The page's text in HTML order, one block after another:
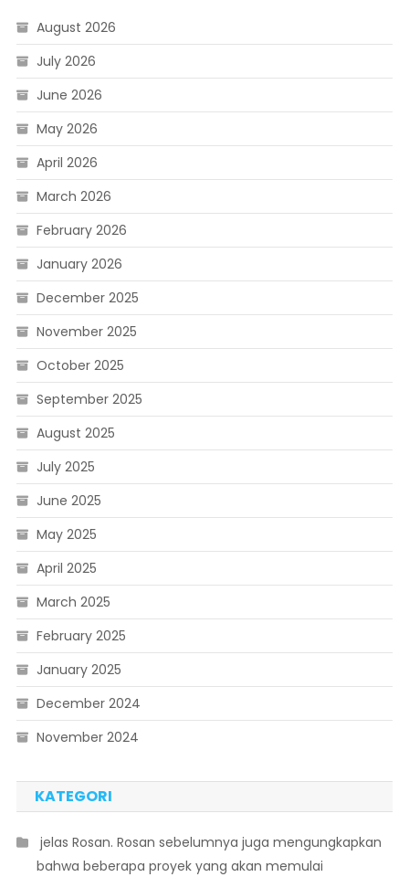
August 2026
July 2026
June 2026
May 2026
April 2026
March 2026
February 2026
January 2026
December 2025
November 2025
October 2025
September 2025
August 2025
July 2025
June 2025
May 2025
April 2025
March 2025
February 2025
January 2025
December 2024
November 2024
KATEGORI
 jelas Rosan. Rosan sebelumnya juga mengungkapkan
bahwa beberapa proyek yang akan memulai